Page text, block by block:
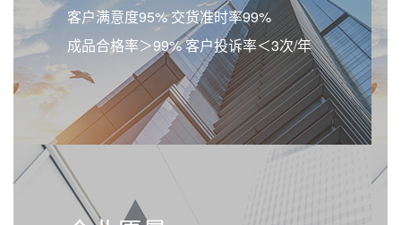
客户满意度95% 交货准时率99%
成品合格率＞99% 客户投诉率＜3次/年